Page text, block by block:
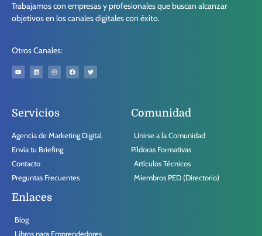
Trabajamos con empresas y profesionales que buscan alcanzar
objetivos en los canales digitales con éxito.
Otros Canales:
Servicios
Agencia de Marketing Digital
Envía tu Briefing
Contacto
Preguntas Frecuentes
Comunidad
Unirse a la Comunidad
Píldoras Formativas
Artículos Técnicos
Miembros PED (Directorio)
Enlaces
Blog
Libros para Emprendedores